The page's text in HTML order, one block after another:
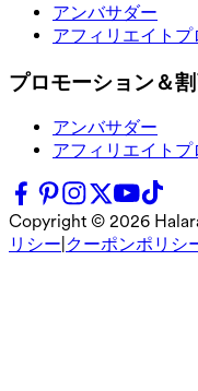
アンバサダー
アフィリエイトプ
プロモーション＆割
アンバサダー
アフィリエイトプ
Copyright © 2026
リシー クーポンポリシ